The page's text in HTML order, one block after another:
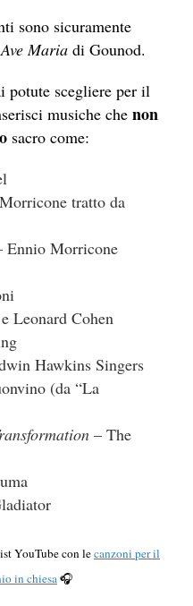
sono sicuramente
Ave Maria di Gounod.
potute scegliere per il
musiche che non
sacro come:
tratto da
Morricone
Leonard Cohen
Hawkins Singers
(da “La
– The
YouTube con lecanzoni per il
in chiesa🎧